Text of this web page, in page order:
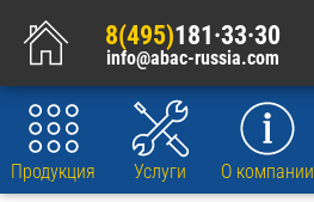
8(495)181·33·30
info@abac-russia.com
Продукция Услуги О компании